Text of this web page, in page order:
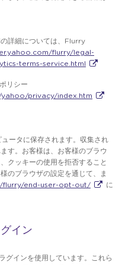
詳細については、Flurry
flurry/legal-
terms-service.html
リシー
privacy/index.htm
ータに保存されます。収集され
す。お客様は、お客様のブラウ
クッキーの使用を拒否すること
のブラウザの設定を通じて、ま
flurry/end-user-opt-out/
に
イン
グインを使用しています。これら